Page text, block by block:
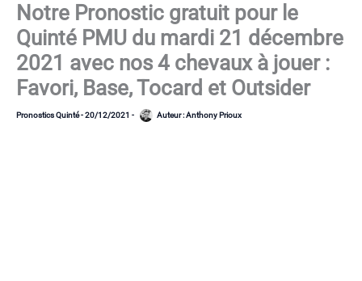
Notre Pronostic gratuit pour le
Quinté PMU du mardi 21 décembre
2021 avec nos 4 chevaux à jouer :
Favori, Base, Tocard et Outsider
Pronostics Quinté-20/12/2021 - Auteur :Anthony Prioux